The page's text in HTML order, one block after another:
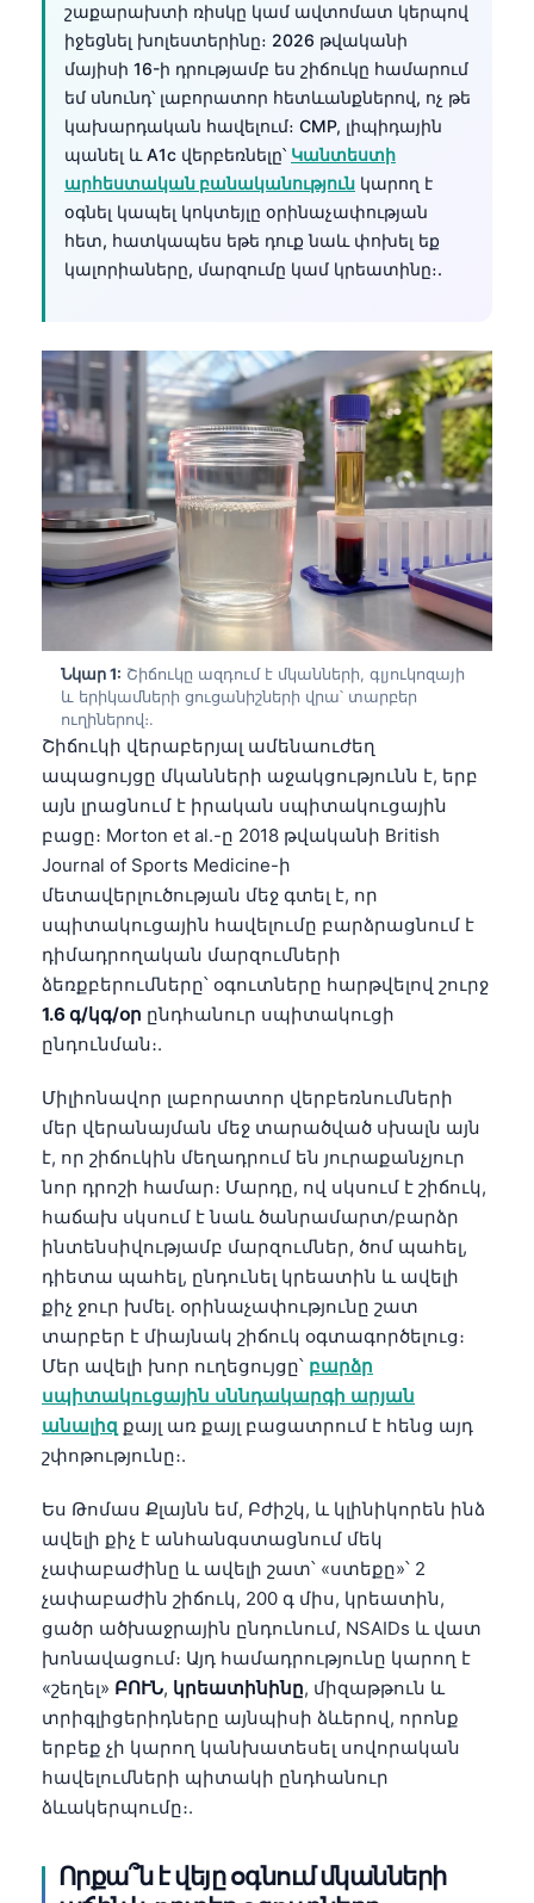
շաքարախտի ռիսկը կամ ավտոմատ կերպով
իջեցնել խոլեստերինը։ 2026 թվականի
մայիսի 16-ի դրությամբ ես շիճուկը համարում
եմ սնունդ՝ լաբորատոր հետևանքներով, ոչ թե
կախարդական հավելում։ CMP, լիպիդային
պանել և A1c վերբեռնելը՝ Կանտեստի
արհեստական բանականություն կարող է
օգնել կապել կոկտեյլը օրինաչափության
հետ, հատկապես եթե դուք նաև փոխել եք
կալորիաները, մարզումը կամ կրեատինը։.
Նկար 1: Շիճուկը ազդում է մկանների, գլյուկոզայի
և երիկամների ցուցանիշների վրա՝ տարբեր
ուղիներով։.
Շիճուկի վերաբերյալ ամենաուժեղ
ապացույցը մկանների աջակցությունն է, երբ
այն լրացնում է իրական սպիտակուցային
բացը։ Morton et al.-ը 2018 թվականի British
Journal of Sports Medicine-ի
մետավերլուծության մեջ գտել է, որ
սպիտակուցային հավելումը բարձրացնում է
դիմադրողական մարզումների
ձեռքբերումները՝ օգուտները հարթվելով շուրջ
1.6 գ/կգ/օր ընդհանուր սպիտակուցի
ընդունման։.
Միլիոնավոր լաբորատոր վերբեռնումների
մեր վերանայման մեջ տարածված սխալն այն
է, որ շիճուկին մեղադրում են յուրաքանչյուր
նոր դրոշի համար։ Մարդը, ով սկսում է շիճուկ,
հաճախ սկսում է նաև ծանրամարտ/բարձր
ինտենսիվությամբ մարզումներ, ծոմ պահել,
դիետա պահել, ընդունել կրեատին և ավելի
քիչ ջուր խմել. օրինաչափությունը շատ
տարբեր է միայնակ շիճուկ օգտագործելուց։
Մեր ավելի խոր ուղեցույցը՝ բարձր
սպիտակուցային սննդակարգի արյան
անալիզ քայլ առ քայլ բացատրում է հենց այդ
շփոթությունը։.
Ես Թոմաս Քլայնն եմ, Բժիշկ, և կլինիկորեն ինձ
ավելի քիչ է անհանգստացնում մեկ
չափաբաժինը և ավելի շատ՝ «ստեքը»՝ 2
չափաբաժին շիճուկ, 200 գ միս, կրեատին,
ցածր ածխաջրային ընդունում, NSAIDs և վատ
խոնավացում։ Այդ համադրությունը կարող է
«շեղել» ԲՈՒՆ, կրեատինինը, միզաթթուն և
տրիգլիցերիդները այնպիսի ձևերով, որոնք
երբեք չի կարող կանխատեսել սովորական
հավելումների պիտակի ընդհանուր
ձևակերպումը։.
Որքա՞ն է վեյը օգնում մկանների